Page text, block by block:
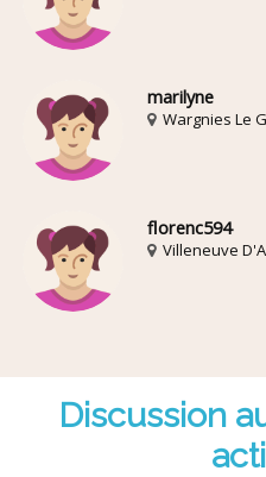
marilyne
Wargnies Le
florenc594
Villeneuve
Discussion